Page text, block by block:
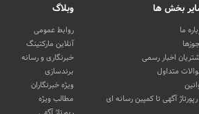
بخش ها
ما
اخبار رسمی
متداول
رپورتاژ آگهی تا کمپین رسانه ای
وبلاگ
روابط عمومی
آنلاین مارکتینگ
خبرنگاری و رسانه
برندسازی
ویژه خبرنگاران
مطالب ویژه